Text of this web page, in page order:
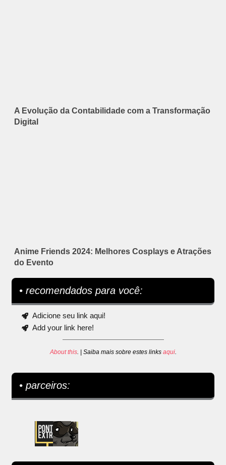
A Evolução da Contabilidade com a Transformação
Digital
Anime Friends 2024: Melhores Cosplays e Atrações
do Evento
• recomendados para você:
Adicione seu link aqui!
Add your link here!
About this. | Saiba mais sobre estes links aqui.
• parceiros: